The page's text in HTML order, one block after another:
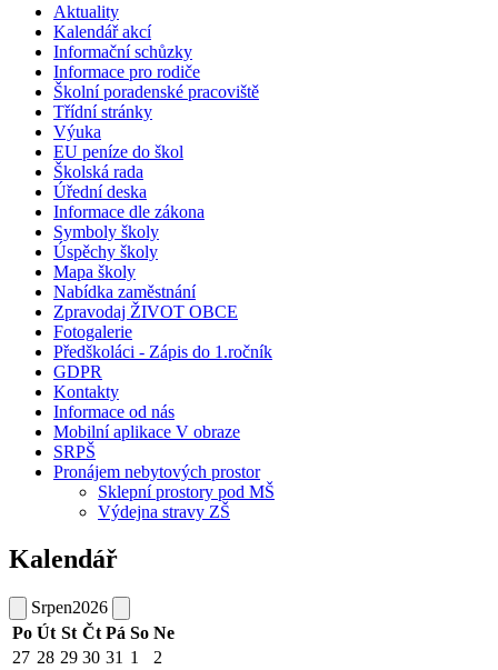
Aktuality
Kalendář akcí
Informační schůzky
Informace pro rodiče
Školní poradenské pracoviště
Třídní stránky
Výuka
EU peníze do škol
Školská rada
Úřední deska
Informace dle zákona
Symboly školy
Úspěchy školy
Mapa školy
Nabídka zaměstnání
Zpravodaj ŽIVOT OBCE
Fotogalerie
Předškoláci - Zápis do 1.ročník
GDPR
Kontakty
Informace od nás
Mobilní aplikace V obraze
SRPŠ
Pronájem nebytových prostor
Sklepní prostory pod MŠ
Výdejna stravy ZŠ
Kalendář
Srpen2026
Po Út St Čt Pá So Ne
27 28 29 30 31 1
2